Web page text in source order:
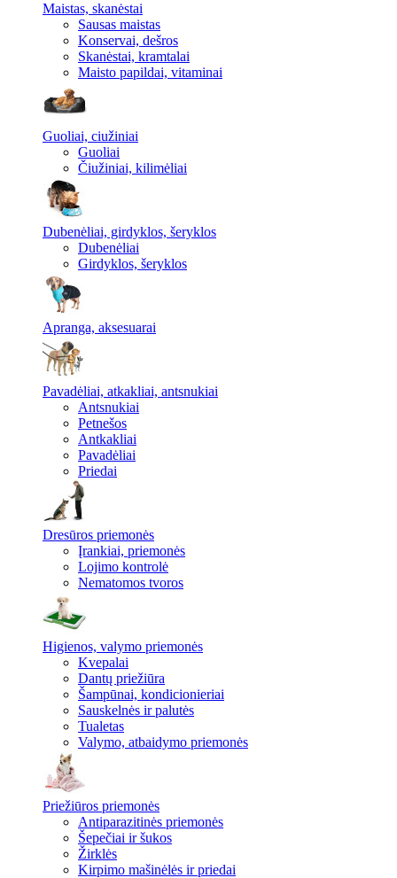
Maistas, skanėstai
Sausas maistas
Konservai, dešros
Skanėstai, kramtalai
Maisto papildai, vitaminai
Guoliai, ciužiniai
Guoliai
Čiužiniai, kilimėliai
Dubenėliai, girdyklos, šeryklos
Dubenėliai
Girdyklos, šeryklos
Apranga, aksesuarai
Pavadėliai, atkakliai, antsnukiai
Antsnukiai
Petnešos
Antkakliai
Pavadėliai
Priedai
Dresūros priemonės
Įrankiai, priemonės
Lojimo kontrolė
Nematomos tvoros
Higienos, valymo priemonės
Kvepalai
Dantų priežiūra
Šampūnai, kondicionieriai
Sauskelnės ir palutės
Tualetas
Valymo, atbaidymo priemonės
Priežiūros priemonės
Antiparazitinės priemonės
Šepečiai ir šukos
Žirklės
Kirpimo mašinėlės ir priedai